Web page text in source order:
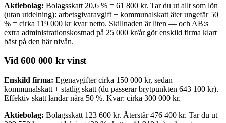
Aktiebolag: Bolagsskatt 20,6 % = 61 800 kr. Tar du ut allt som lön
(utan utdelning): arbetsgivaravgift + kommunalskatt äter ungefär 50
% = cirka 119 000 kr kvar netto. Skillnaden är liten — och AB:s
extra administrationskostnad på 25 000 kr/år gör enskild firma klart
bäst på den här nivån.
Vid 600 000 kr vinst
Enskild firma: Egenavgifter cirka 150 000 kr, sedan
kommunalskatt + statlig skatt (du passerar brytpunkten 643 100 kr).
Effektiv skatt landar nära 50 %. Kvar: cirka 300 000 kr.
Aktiebolag: Bolagsskatt 123 600 kr. Återstår 476 400 kr. Tar du ut